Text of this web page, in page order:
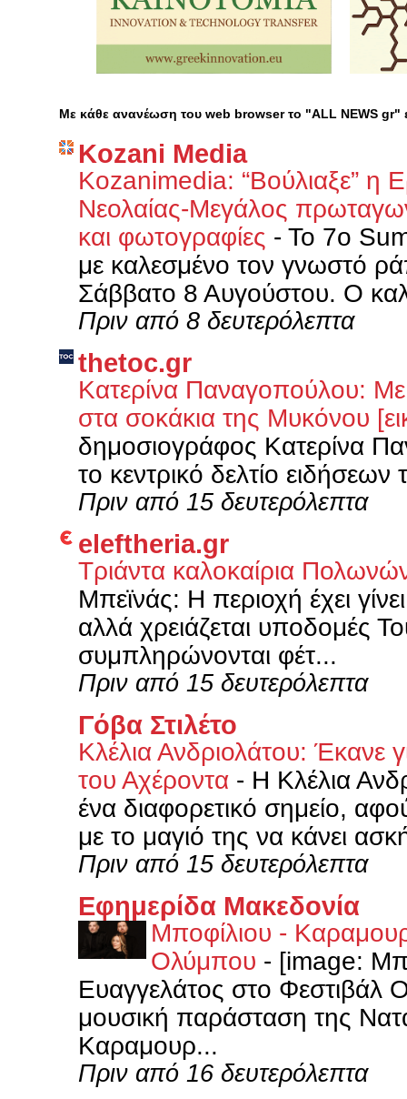
Με κάθε ανανέωση του web browser το "ALL NEWS gr"
Kozani Media
Kozanimedia: “Βούλιαξε” η
Νεολαίας-Μεγάλος
και φωτογραφίες - Το 7ο
με καλεσμένο τον γνωστό
Σάββατο 8 Αυγούστου. Ο
Πριν από 8 δευτερόλεπτα
thetoc.gr
Κατερίνα Παναγοπούλου: Με
στα σοκάκια της Μυκόνου
δημοσιογράφος Κατερίνα
το κεντρικό δελτίο
Πριν από 15 δευτερόλεπτα
eleftheria.gr
Τριάντα καλοκαίρια
Μπεϊνάς: Η περιοχή έχει
αλλά χρειάζεται υποδομές
συμπληρώνονται φέτ...
Πριν από 15 δευτερόλεπτα
Γόβα Στιλέτο
Κλέλια Ανδριολάτου: Έκανε
του Αχέροντα - Η Κλέλια
ένα διαφορετικό σημείο,
με το μαγιό της να κάνει
Πριν από 15 δευτερόλεπτα
Εφημερίδα Μακεδονία
Μποφίλιου -
Ολύμπου - [image:
Ευαγγελάτος στο Φεστιβάλ
μουσική παράσταση της
Καραμουρ...
Πριν από 16 δευτερόλεπτα